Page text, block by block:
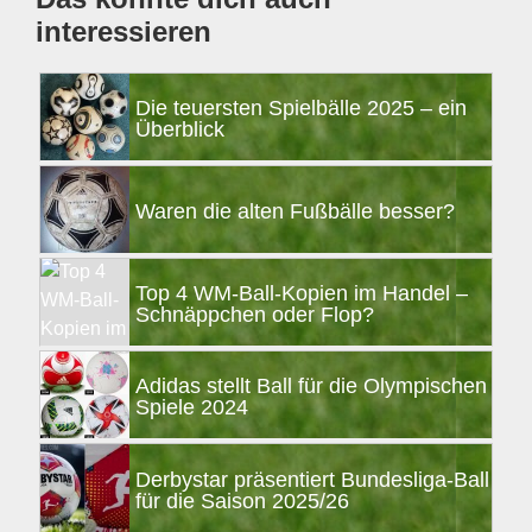
interessieren
Die teuersten Spielbälle 2025 – ein
Überblick
Waren die alten Fußbälle besser?
Top 4 WM-Ball-Kopien im Handel –
Schnäppchen oder Flop?
Adidas stellt Ball für die Olympischen
Spiele 2024
Derbystar präsentiert Bundesliga-Ball
für die Saison 2025/26